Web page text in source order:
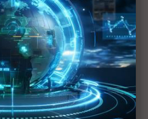
提前售罄 買家「祕而不
聯發科第2代ASIC產品
向 Elon Musk捨超微全面